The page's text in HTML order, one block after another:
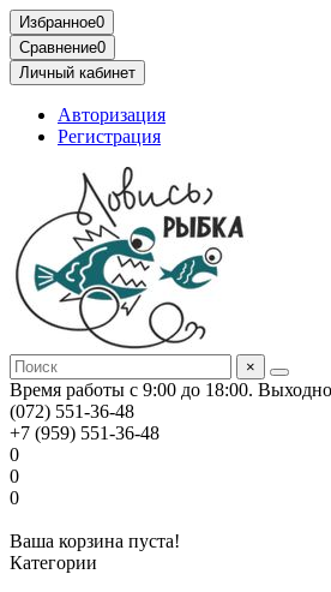
Избранное0
Сравнение0
Личный кабинет
Авторизация
Регистрация
×
Время работы с 9:00 до 18:00.
(072) 551-36-48
+7 (959) 551-36-48
0
0
0
Ваша корзина пуста!
Категории